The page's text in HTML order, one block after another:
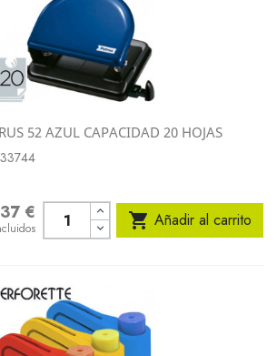
52 AZUL CAPACIDAD 20 HOJAS
€  Añadir al carrito